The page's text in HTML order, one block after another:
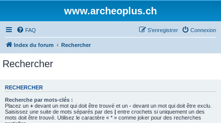
www.archeoplus.ch
FAQ Connexion
S’enregistrer
Index du forum Rechercher
Rechercher
RECHERCHER
Recherche par mots-clés :
Placez un + devant un mot qui doit être trouvé et un - devant un mot qui doit être exclu.
Saisissez une suite de mots séparés par des | entre crochets si uniquement un des
mots doit être trouvé. Utilisez le caractère « * » comme joker pour des recherches